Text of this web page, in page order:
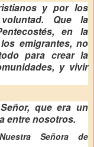
y por los
Que la
en la
emigrantes, no
para crear la
y vivir
que era un
entre nosotros.
Señora de